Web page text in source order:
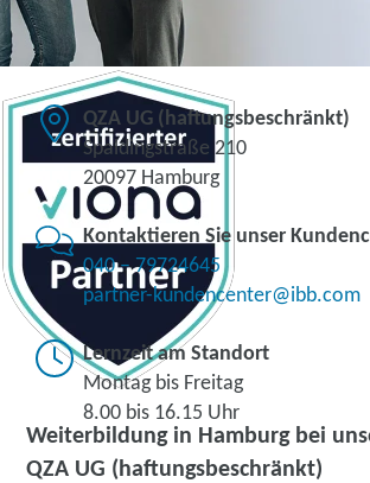
Weiterbildung in Hamburg bei
QZA UG (haftungsbeschränkt)
QZA UG (haftungsbeschränkt)
Spaldingstraße 210
20097 Hamburg
Kontaktieren Sie unser
040 – 79724645
partner-kundencenter@ibb.com
Lernzeit am Standort
Montag bis Freitag
8.00 bis 16.15 Uhr